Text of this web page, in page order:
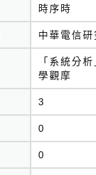
時序時
中華電信研
「系統分
學觀摩
3
0
0